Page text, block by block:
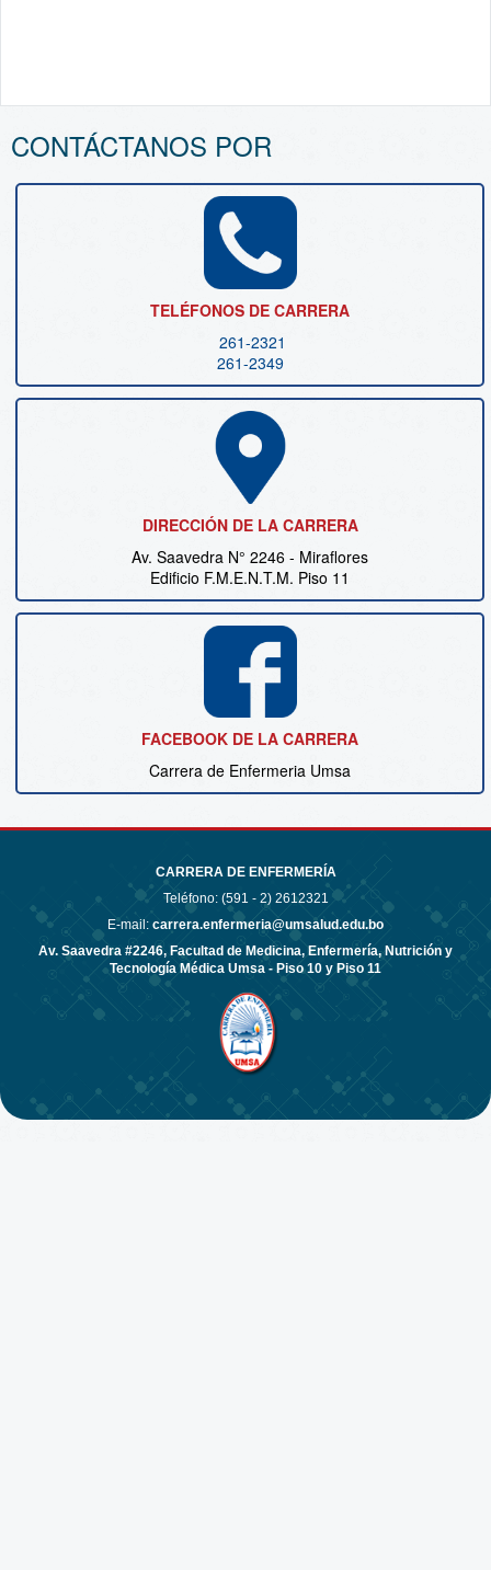
CONTÁCTANOS POR
TELÉFONOS DE CARRERA
261-2321
261-2349
DIRECCIÓN DE LA CARRERA
Av. Saavedra N° 2246 - Miraflores
Edificio F.M.E.N.T.M. Piso 11
FACEBOOK DE LA CARRERA
Carrera de Enfermeria Umsa
CARRERA DE ENFERMERÍA
Teléfono: (591 - 2) 2612321
E-mail: carrera.enfermeria@umsalud.edu.bo
Av. Saavedra #2246, Facultad de Medicina, Enfermería, Nutrición y
Tecnología Médica Umsa - Piso 10 y Piso 11